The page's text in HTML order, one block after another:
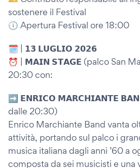
sostenere il Festival
🕕 Apertura Festival ore 18:00
🗓️ | 𝟭𝟯 𝗟𝗨𝗚𝗟𝗜𝗢 𝟮𝟬𝟮𝟲
⏰ | 𝗠𝗔𝗜𝗡 𝗦𝗧𝗔𝗚𝗘 (palco San
20:30 con:
➡️ 𝗘𝗡𝗥𝗜𝗖𝗢 𝗠𝗔𝗥𝗖𝗛𝗜𝗔𝗡𝗧𝗘
dalle 20:30)
Enrico Marchiante Band vanta
attività, portando sul palco i
musica italiana dagli anni ’60 a
composta da sei musicisti e una